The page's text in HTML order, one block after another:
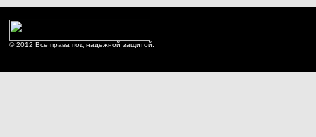
© 2012 Все права под надежной защитой.